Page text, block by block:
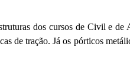
dos cursos de Civil e
de tração. Já os pórticos